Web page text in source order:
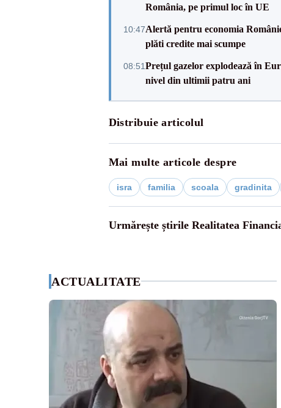
România, pe primul loc în UE
10:47Alertă pentru economia
plăti credite mai scumpe
08:51Prețul gazelor explodează în
nivel din ultimii patru ani
Distribuie articolul
Mai multe articole despre
isra familia scoala gradinita
Urmărește știrile Realitatea
ACTUALITATE